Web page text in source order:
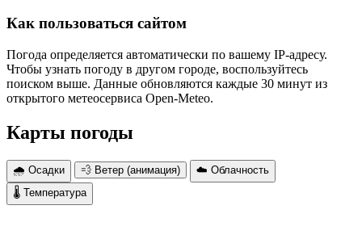
Как пользоваться сайтом
Погода определяется автоматически по вашему IP-адресу.
Чтобы узнать погоду в другом городе, воспользуйтесь
поиском выше. Данные обновляются каждые 30 минут из
открытого метеосервиса Open-Meteo.
Карты погоды
🌧 Осадки 💨 Ветер (анимация)
☁️ Облачность
🌡 Температура